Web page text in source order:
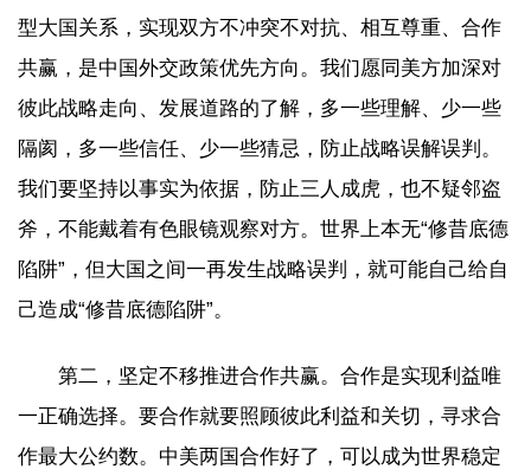
型大国关系，实现双方不冲突不对抗、相互尊重、合作
共赢，是中国外交政策优先方向。我们愿同美方加深对
彼此战略走向、发展道路的了解，多一些理解、少一些
隔阂，多一些信任、少一些猜忌，防止战略误解误判。
我们要坚持以事实为依据，防止三人成虎，也不疑邻盗
斧，不能戴着有色眼镜观察对方。世界上本无“修昔底德
陷阱”，但大国之间一再发生战略误判，就可能自己给自
己造成“修昔底德陷阱”。
第二，坚定不移推进合作共赢。合作是实现利益唯
一正确选择。要合作就要照顾彼此利益和关切，寻求合
作最大公约数。中美两国合作好了，可以成为世界稳定